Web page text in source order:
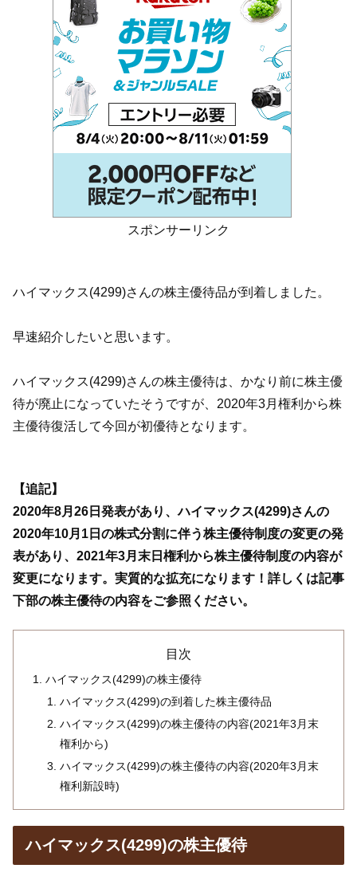
スポンサーリンク
ハイマックス(4299)さんの株主優待品が到着しました。
早速紹介したいと思います。
ハイマックス(4299)さんの株主優待は、かなり前に株主優
待が廃止になっていたそうですが、2020年3月権利から株
主優待復活して今回が初優待となります。
【追記】
2020年8月26日発表があり、ハイマックス(4299)さんの
2020年10月1日の株式分割に伴う株主優待制度の変更の発
表があり、2021年3月末日権利から株主優待制度の内容が
変更になります。実質的な拡充になります！詳しくは記事
下部の株主優待の内容をご参照ください。
目次
ハイマックス(4299)の株主優待
ハイマックス(4299)の到着した株主優待品
ハイマックス(4299)の株主優待の内容(2021年3月末
権利から)
ハイマックス(4299)の株主優待の内容(2020年3月末
権利新設時)
ハイマックス(4299)の株主優待